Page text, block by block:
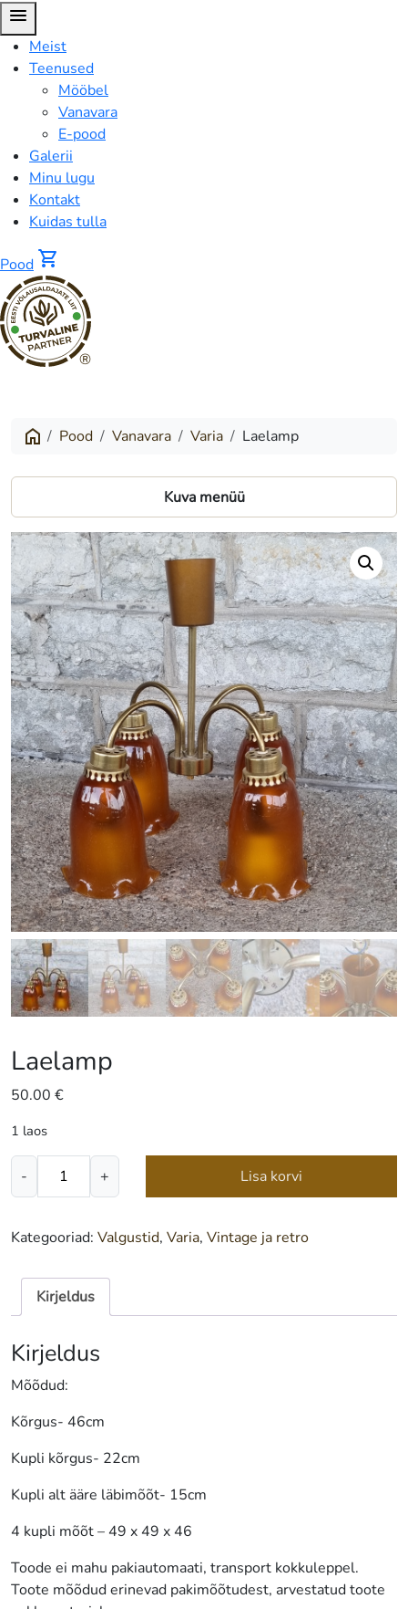
menu
Meist
Teenused
Mööbel
Vanavara
E-pood
Galerii
Minu lugu
Kontakt
Kuidas tulla
Pood shopping_cart
®
Pood Vanavara Varia Laelamp
Kuva menüü
Laelamp
50.00 €
1 laos
-
Laelamp
+ Lisa korvi
Kategooriad: Valgustid, Varia, Vintage ja retro
Kirjeldus
Kirjeldus
Mõõdud:
Kõrgus- 46cm
Kupli kõrgus- 22cm
Kupli alt ääre läbimõõt- 15cm
4 kupli mõõt – 49 x 49 x 46
Toode ei mahu pakiautomaati, transport kokkuleppel.
Toote mõõdud erinevad pakimõõtudest, arvestatud toote